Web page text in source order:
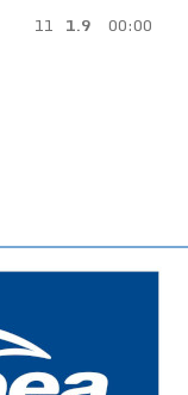
11 1.9 00:00